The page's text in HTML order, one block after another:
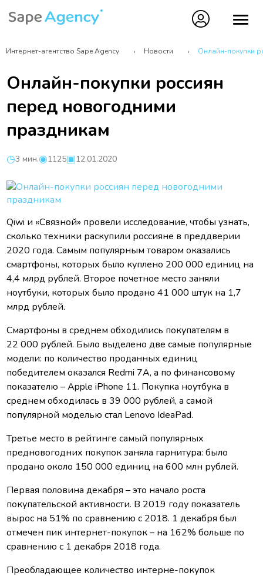
Интернет-агентство Sape Agency Новости Онлайн-покупки
Онлайн-покупки россиян
перед новогодними
праздникам
3 мин. 1125 12.01.2020
Qiwi и «Связной» провели исследование, чтобы узнать,
сколько техники раскупили россияне в преддверии
2020 года. Самым популярным товаром оказались
смартфоны, которых было куплено 200 000 единиц на
4,4 млрд рублей. Второе почетное место заняли
ноутбуки, которых было продано 41 000 штук на 1,7
млрд рублей.
Смартфоны в среднем обходились покупателям в
22 000 рублей. Было выделено две самые популярные
модели: по количество проданных единиц
победителем оказался Redmi 7A, а по финансовому
показателю – Apple iPhone 11. Покупка ноутбука в
среднем обходилась в 39 000 рублей, а самой
популярной моделью стал Lenovo IdeaPad.
Третье место в рейтинге самый популярных
предновогодних покупок заняла гарнитура: было
продано около 150 000 единиц на 600 млн рублей.
Первая половина декабря – это начало роста
покупательской активности. В 2019 году показатель
вырос на 51% по сравнению с 2018. 1 декабря был
отмечен пик интернет-покупок – на 162% больше по
сравнению с 1 декабря 2018 года.
Преобладающее количество интерне-покупок